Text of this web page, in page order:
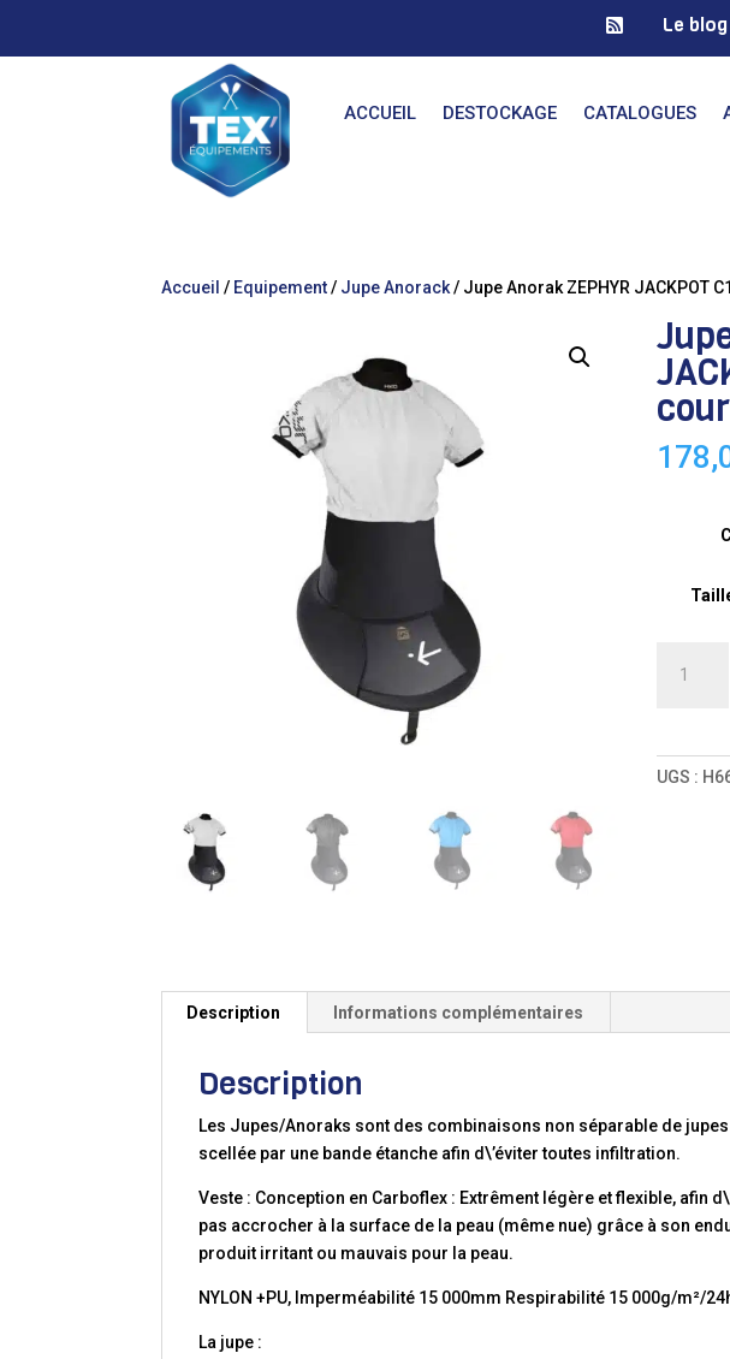
 Le blog
ACCUEIL DESTOCKAGE CATALOGUES
Accueil / Equipement/ Jupe Anorack/ Jupe Anorak ZEPHYR JACKPOT
UGS :
Description Informations complémentaires
Description
Les Jupes/Anoraks sont des combinaisons non séparable de
scellée par une bande étanche afin d\’éviter toutes infiltration.
Veste : Conception en Carboflex : Extrêment légère et flexible, afin
pas accrocher à la surface de la peau (même nue) grâce à son
produit irritant ou mauvais pour la peau.
NYLON +PU, Imperméabilité 15 000mm Respirabilité 15 000g/m²/
La jupe :